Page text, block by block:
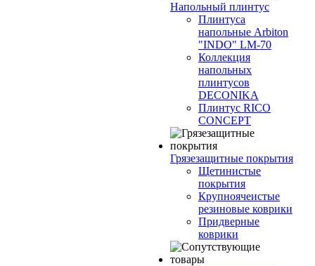
Напольный плинтус
Плинтуса
напольные Arbiton
"INDO" LM-70
Коллекция
напольных
плинтусов
DECONIKA
Плинтус RICO
CONCEPT
Грязезащитные покрытия
Щетинистые
покрытия
Крупноячеистые
резиновые коврики
Придверные
коврики